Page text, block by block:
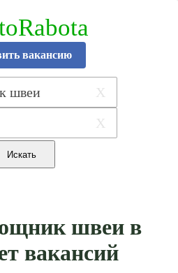
вакансию
X
X
швеи в
вакансий